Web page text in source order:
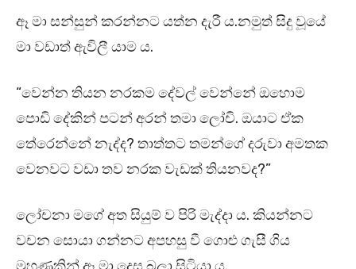
ඈ මා සන්සුන් කරන්නට යත්න දැරී ය.නමුත් සිදු වූයේ
මා වඩාත් ඇවිලී යාම ය.
“වෙන්න තියන නරකම දේවල් වෙන්නේ ඔහොම
පොඩි දේකින් පටන් අරන් තමා ලෝචි. ඔයාට ඒක
තේරෙන්නේ නැද්ද? තාත්තට තමන්ගේ දරුවා අමතක
වෙනවට වඩා තව නරක වැඩක් තියනවද?”
ලෝචනා මගේ අත සියුම් ව පිරි මැද්දා ය. කියන්නට
වචන සොයා ගන්නට අපහසු වී ගොළු ගැසී ගිය